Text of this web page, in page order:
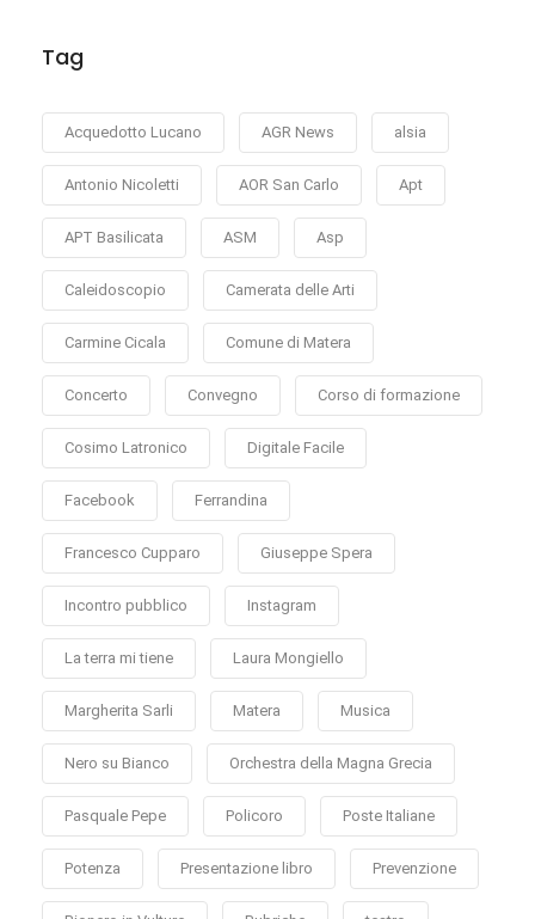
Tag
Acquedotto Lucano AGR News alsia
Antonio Nicoletti AOR San Carlo Apt
APT Basilicata ASM Asp
Caleidoscopio Camerata delle Arti
Carmine Cicala Comune di Matera
Concerto Convegno Corso di formazione
Cosimo Latronico Digitale Facile
Facebook Ferrandina
Francesco Cupparo Giuseppe Spera
Incontro pubblico Instagram
La terra mi tiene Laura Mongiello
Margherita Sarli Matera Musica
Nero su Bianco Orchestra della Magna Grecia
Pasquale Pepe Policoro Poste Italiane
Potenza Presentazione libro Prevenzione